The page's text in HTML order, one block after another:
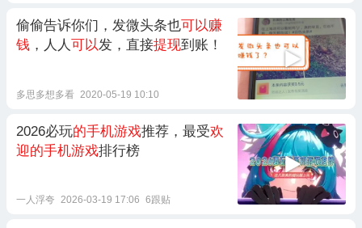
偷偷告诉你们，发微头条也可以赚
钱 ，人人可以发，直接提现到账！
多思多想多看 2020-05-19 10:10
2026必玩的手机游戏推荐，最受欢
迎的手机游戏排行榜
一人浮夸 2026-03-19 17:06 6跟贴